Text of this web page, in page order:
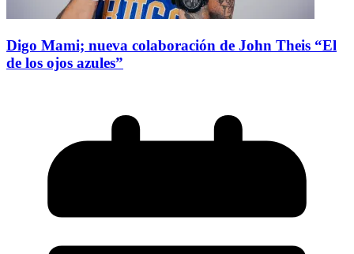
Digo Mami; nueva colaboración de John Theis “El
de los ojos azules”